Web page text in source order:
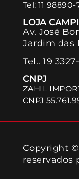
Tel:11 98890-
LOJA
Av. José
Jardim das
Tel.:19
CNPJ
ZAHIL
CNPJ
Copyright ©
reservados